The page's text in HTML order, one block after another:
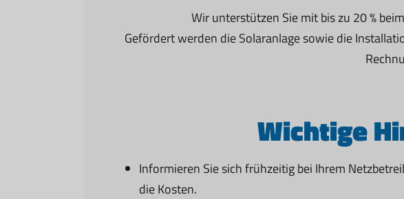
Wir unterstützen Sie mit bis zu 20 %
Gefördert werden die Solaranlage sowie die
Wichtige
Informieren Sie sich frühzeitig bei Ihrem
die Kosten.